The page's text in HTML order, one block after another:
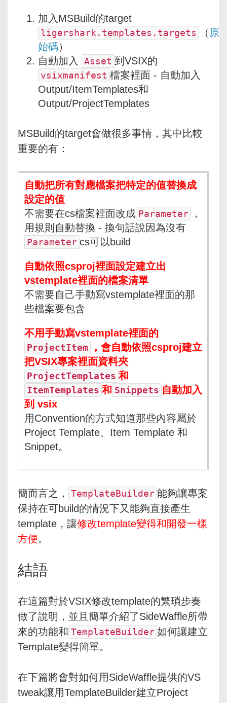
加入MSBuild的target
ligershark.templates.targets （ 原
始碼）
自動加入
Asset 到VSIX的
vsixmanifest 檔案裡面 - 自動加入
Output/ItemTemplates和
Output/ProjectTemplates
MSBuild的target會做很多事情，其中比較
重要的有：
自動把所有對應檔案把特定的值替換成
設定的值
不需要在cs檔案裡面改成 Parameter
，
用規則自動替換 - 換句話說因為沒有
Parameter cs可以build
自動依照csproj裡面設定建立出
vstemplate裡面的檔案清單
不需要自己手動寫vstemplate裡面的那
些檔案要包含
不用手動寫vstemplate裡面的
ProjectItem
，會自動依照csproj建立
把VSIX專案裡面資料夾
ProjectTemplates 和
ItemTemplates 和 Snippets 自動加入
到 vsix
用Convention的方式知道那些內容屬於
Project Template、Item Template 和
Snippet。
簡而言之， TemplateBuilder 能夠讓專案
保持在可build的情況下又能夠直接產生
template，讓修改template變得和開發一樣
方便。
結語
在這篇對於VSIX修改template的繁瑣步奏
做了說明，並且簡單介紹了SideWaffle所帶
來的功能和 TemplateBuilder 如何讓建立
Template變得簡單。
在下篇將會對如何用SideWaffle提供的VS
tweak讓用TemplateBuilder建立Project